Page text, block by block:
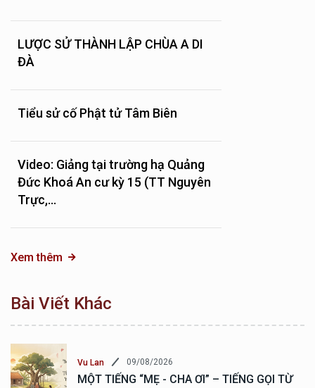
LƯỢC SỬ THÀNH LẬP CHÙA A DI
ĐÀ
Tiểu sử cố Phật tử Tâm Biên
Video: Giảng tại trường hạ Quảng
Đức Khoá An cư kỳ 15 (TT Nguyên
Trực,...
Xem thêm
Bài Viết Khác
Vu Lan 09/08/2026
MỘT TIẾNG “MẸ - CHA ƠI” – TIẾNG GỌI TỪ